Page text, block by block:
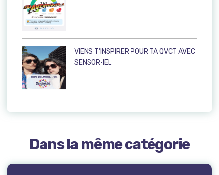
VIENS T’INSPIRER POUR TA QVCT AVEC
SENSOR·IEL
Dans la même catégorie